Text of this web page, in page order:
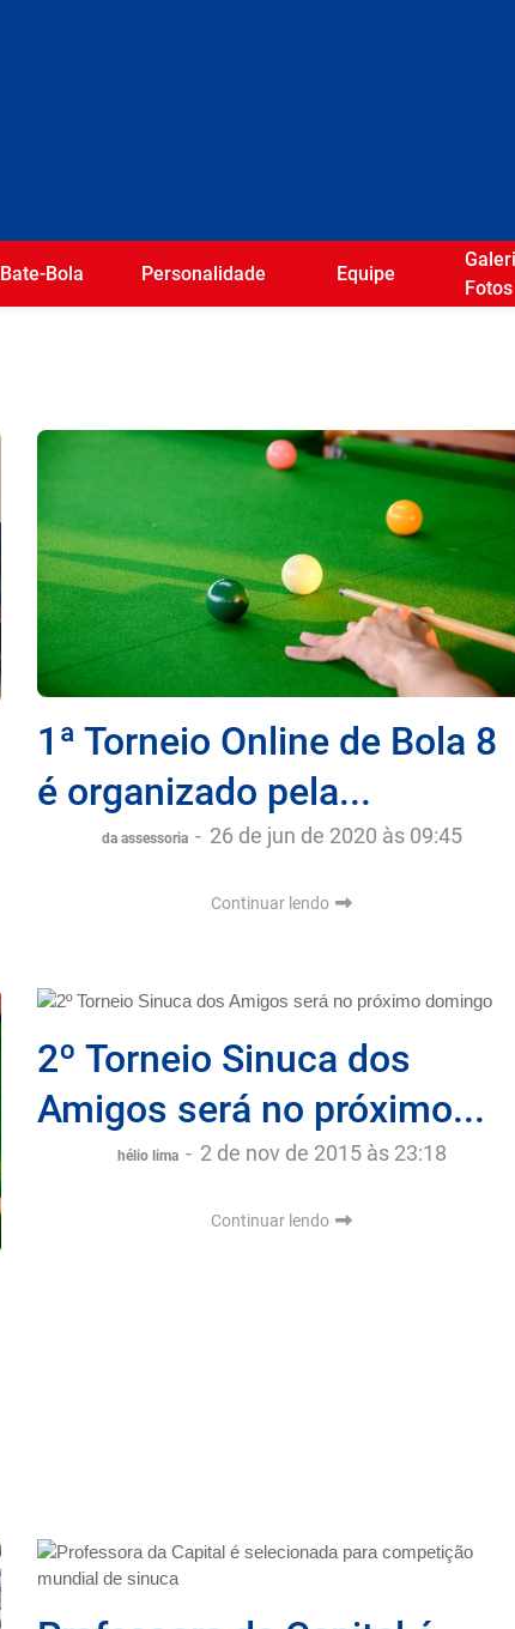
Bate-Bola Personalidade Equipe
Fotos
1ª Torneio Online de Bola 8
é organizado pela...
da assessoria - 26 de jun de 2020 às 09:45
Continuar lendo
2º Torneio Sinuca dos
Amigos será no próximo...
hélio lima - 2 de nov de 2015 às 23:18
Continuar lendo